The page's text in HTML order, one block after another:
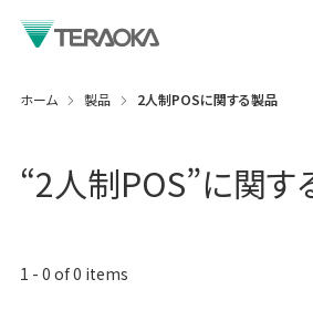
ホーム 製品 2人制POSに関する製品
“2人制POS”に関す
1 - 0 of0 items